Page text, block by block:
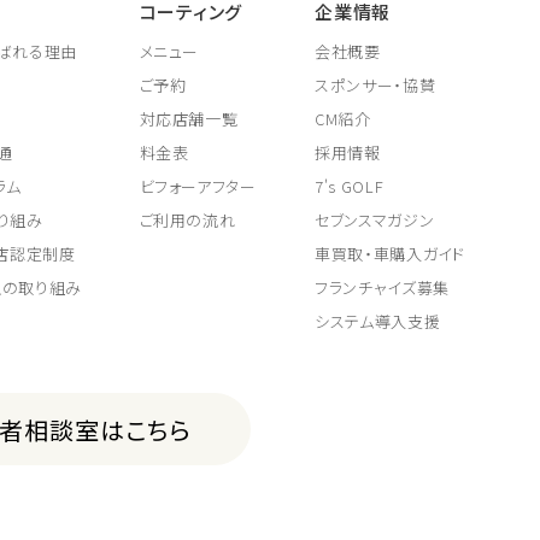
れる理由
ム
組み
認定制度
取り組み
コーティング
メニュー
ご予約
対応店舗一覧
料金表
ビフォーアフター
ご利用の流れ
企業情報
会社概要
スポンサー・協賛
CM紹介
採用情報
7's GOLF
セブンスマガジン
車買取・車購入ガイド
フランチャイズ募集
システム導入支援
相談室はこちら